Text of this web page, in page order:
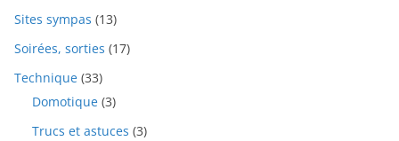
Sites sympas (13)
Soirées, sorties (17)
Technique (33)
Domotique (3)
Trucs et astuces (3)